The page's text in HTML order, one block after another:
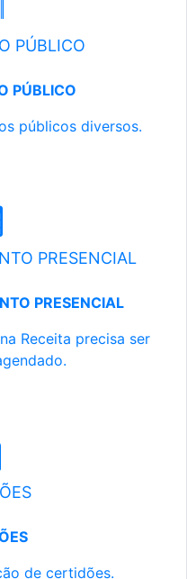
PÚBLICO
PÚBLICO
públicos diversos.
PRESENCIAL
PRESENCIAL
Receita precisa ser
de certidões.